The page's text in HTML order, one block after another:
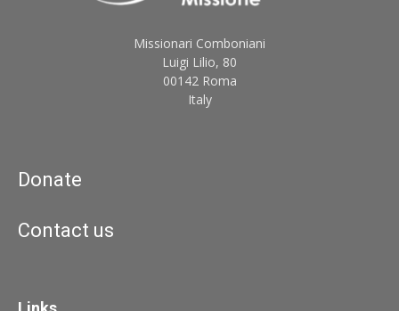
Missionari Comboniani
Luigi Lilio, 80
00142 Roma
Italy
Donate
Contact us